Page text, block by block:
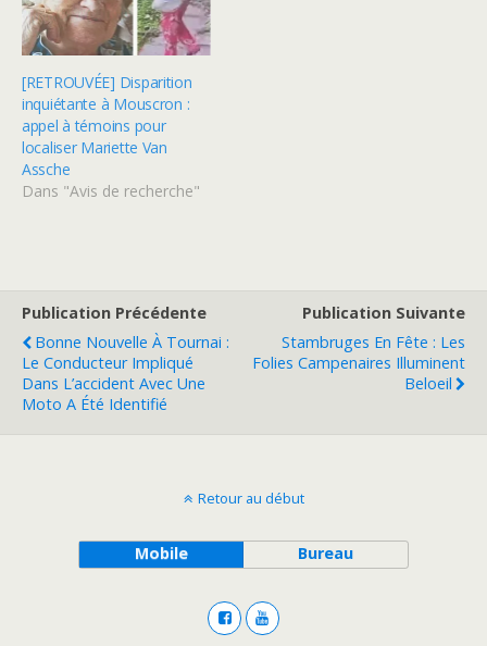
[RETROUVÉE] Disparition
inquiétante à Mouscron :
appel à témoins pour
localiser Mariette Van
Assche
Dans "Avis de recherche"
Publication Précédente
Bonne Nouvelle À Tournai :
Le Conducteur Impliqué
Dans L’accident Avec Une
Moto A Été Identifié
Publication Suivante
Stambruges En Fête : Les
Folies Campenaires Illuminent
Beloeil
Retour au début
Mobile Bureau